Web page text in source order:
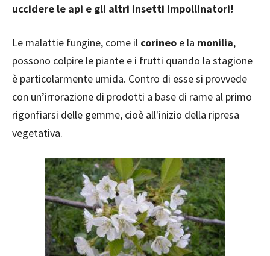
uccidere le api e gli altri insetti impollinatori!
Le malattie fungine, come il corineo e la monilia,
possono colpire le piante e i frutti quando la stagione
è particolarmente umida. Contro di esse si provvede
con un’irrorazione di prodotti a base di rame al primo
rigonfiarsi delle gemme, cioè all'inizio della ripresa
vegetativa.